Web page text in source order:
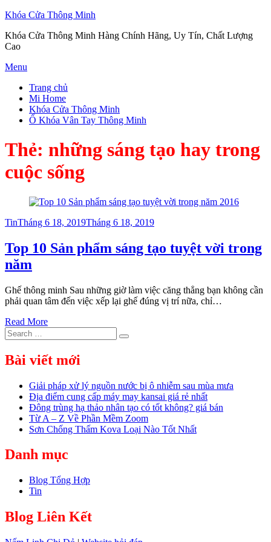
Khóa Cửa Thông Minh
Khóa Cửa Thông Minh Hàng Chính Hãng, Uy Tín, Chất Lượng
Cao
Skip
content
Menu
Trang chủ
Mi Home
Khóa Cửa Thông Minh
Ổ Khóa Vân Tay Thông Minh
Thẻ: những sáng tạo hay trong
cuộc sống
TinPosted
Tháng 6 18, 2019Tháng 6 18, 2019
Top 10 Sản phẩm sáng tạo tuyệt vời trong
năm
Ghế thông minh Sau những giờ làm việc căng thẳng bạn không cần
phải quan tâm đến việc xếp lại ghế đúng vị trí nữa, chỉ…
Read More
Search
for:
Search
Bài viết mới
Giải pháp xử lý nguồn nước bị ô nhiễm sau mùa mưa
Địa điểm cung cấp máy may kansai giá rẻ nhất
Đông trùng hạ thảo nhân tạo có tốt không? giá bán
Từ A – Z Về Phần Mềm Zoom
Sơn Chống Thấm Kova Loại Nào Tốt Nhất
Danh mục
Blog Tổng Hợp
Tin
Blog Liên Kết